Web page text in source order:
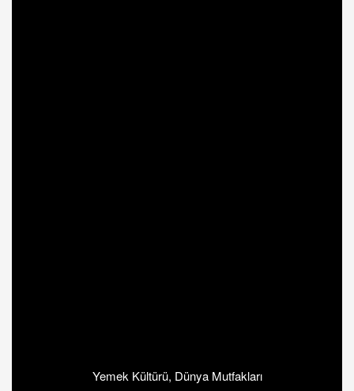
Yemek Kültürü, Dünya Mutfakları